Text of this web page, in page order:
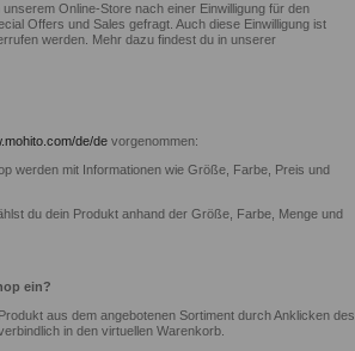
Online-Store nach einer Einwilligung für den
Offers und Sales gefragt. Auch diese Einwilligung ist
werden. Mehr dazu findest du in unserer
de/de vorgenommen:
werden mit Informationen wie Größe, Farbe, Preis und
du dein Produkt anhand der Größe, Farbe, Menge und
ein?
aus dem angebotenen Sortiment durch Anklicken des
in den virtuellen Warenkorb.